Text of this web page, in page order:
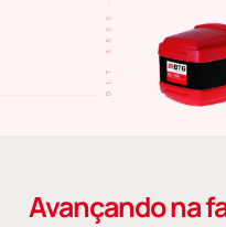
Avançando na